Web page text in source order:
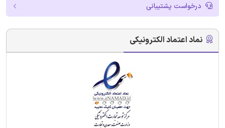
درخواست پشتیبانی
نماد اعتماد الکترونیکی